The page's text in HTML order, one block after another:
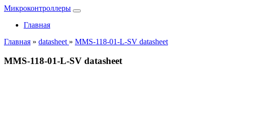
Микроконтроллеры
Главная
Главная » datasheet » MMS-118-01-L-SV datasheet
MMS-118-01-L-SV datasheet